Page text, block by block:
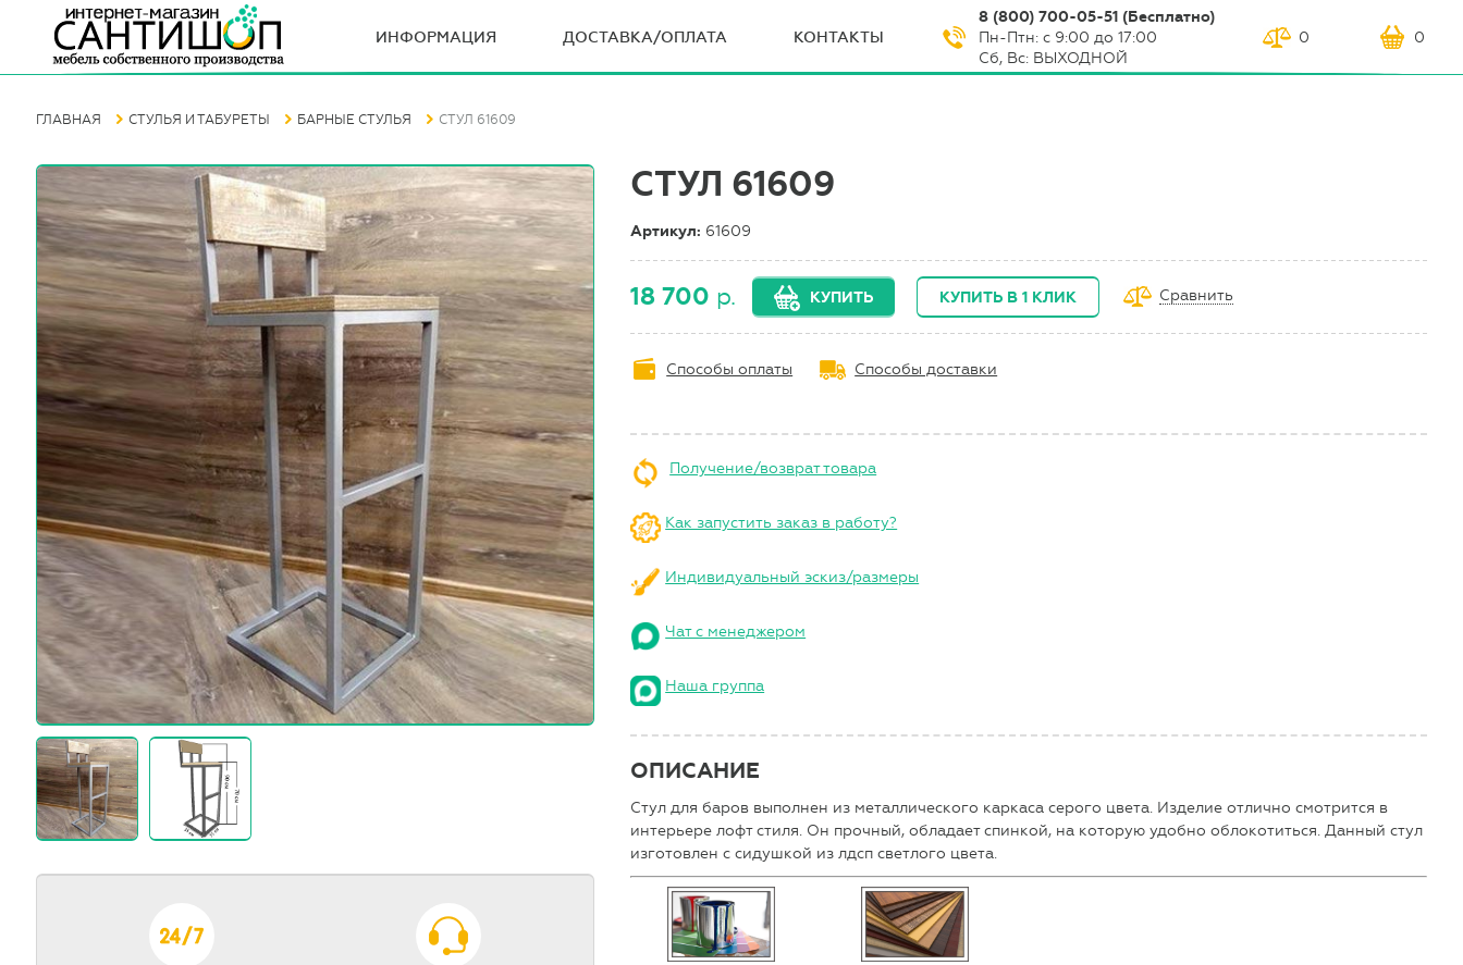
ИНФОРМАЦИЯ ДОСТАВКА/ОПЛАТА КОНТАКТЫ
8 (800) 700-05-51 (Бесплатно)
Пн-Птн: с 9:00 до 17:00
Сб, Вс: ВЫХОДНОЙ
0 0
ГЛАВНАЯ СТУЛЬЯ И ТАБУРЕТЫ БАРНЫЕ СТУЛЬЯ СТУЛ 61609
СТУЛ 61609
Артикул: 61609
18 700 р. КУПИТЬ КУПИТЬ В 1 КЛИК Сравнить
Способы оплаты Способы доставки
Получение/возврат товара
Как запустить заказ в работу?
Индивидуальный эскиз/размеры
Чат с менеджером
Наша группа
ОПИСАНИЕ
Стул для баров выполнен из металлического каркаса серого цвета. Изделие отлично смотрится в
интерьере лофт стиля. Он прочный, обладает спинкой, на которую удобно облокотиться. Данный стул
изготовлен с сидушкой из лдсп светлого цвета.